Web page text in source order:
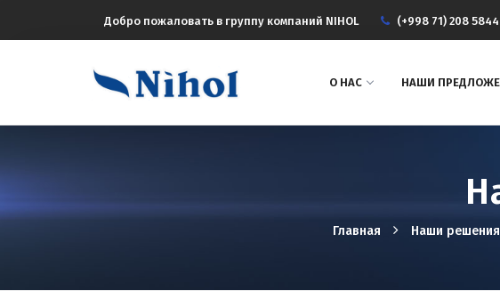
Добро пожаловать в группу компаний NIHOL (+998 71) 208 5844
О НАС НАШИ
Главная Наши решения